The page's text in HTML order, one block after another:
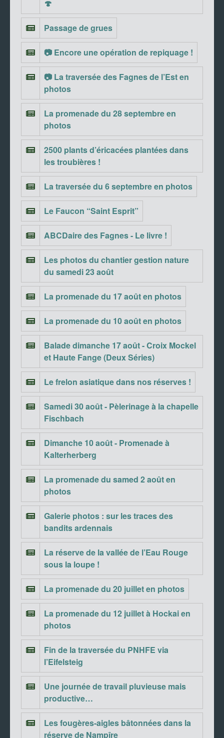
🍄
Passage de grues
📷 Encore une opération de repiquage !
📷 La traversée des Fagnes de l’Est en
photos
La promenade du 28 septembre en
photos
2500 plants d’éricacées plantées dans
les troubières !
La traversée du 6 septembre en photos
Le Faucon “Saint Esprit”
ABCDaire des Fagnes - Le livre !
Les photos du chantier gestion nature
du samedi 23 août
La promenade du 17 août en photos
La promenade du 10 août en photos
Balade dimanche 17 août - Croix Mockel
et Haute Fange (Deux Séries)
Le frelon asiatique dans nos réserves !
Samedi 30 août - Pèlerinage à la chapelle
Fischbach
Dimanche 10 août - Promenade à
Kalterherberg
La promenade du samed 2 août en
photos
Galerie photos : sur les traces des
bandits ardennais
La réserve de la vallée de l’Eau Rouge
sous la loupe !
La promenade du 20 juillet en photos
La promenade du 12 juillet à Hockai en
photos
Fin de la traversée du PNHFE via
l’Eifelsteig
Une journée de travail pluvieuse mais
productive…
Les fougères-aigles bâtonnées dans la
réserve de Nampîre